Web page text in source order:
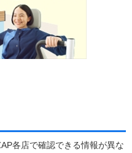
各店で確認できる情報が異な